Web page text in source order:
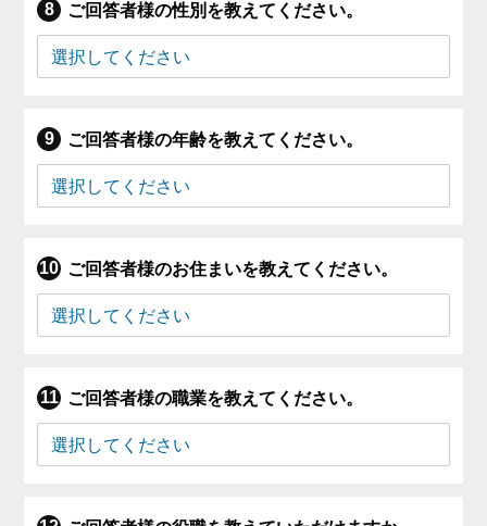
ご回答者様の性別を教えてください。
ご回答者様の年齢を教えてください。
ご回答者様のお住まいを教えてください。
ご回答者様の職業を教えてください。